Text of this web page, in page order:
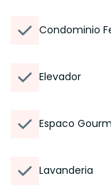
Condominio
Elevador
Espaco
Lavanderia